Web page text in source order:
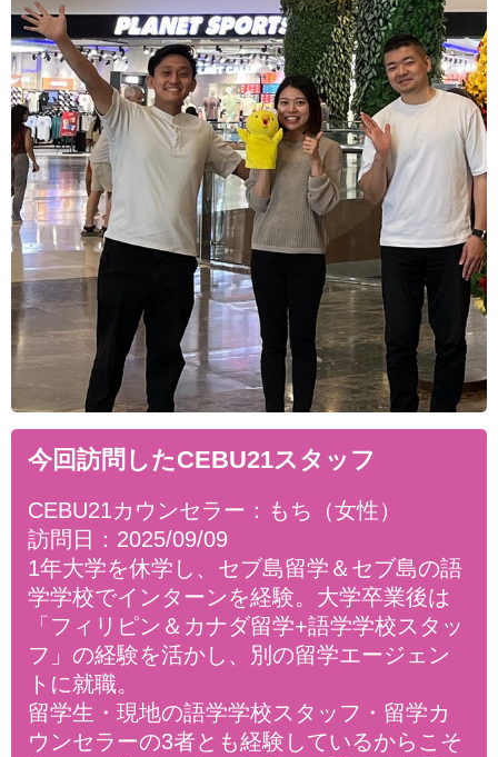
今回訪問したCEBU21スタッフ
CEBU21カウンセラー：もち（女性）
訪問日：2025/09/09
1年大学を休学し、セブ島留学＆セブ島の語
学学校でインターンを経験。大学卒業後は
「フィリピン＆カナダ留学+語学学校スタッ
フ」の経験を活かし、別の留学エージェン
トに就職。
留学生・現地の語学学校スタッフ・留学カ
ウンセラーの3者とも経験しているからこそ